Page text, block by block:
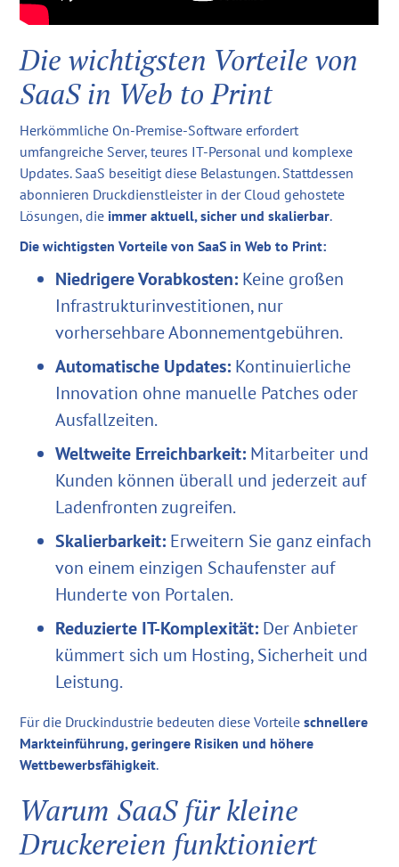
Die wichtigsten Vorteile von
SaaS in Web to Print
Herkömmliche On-Premise-Software erfordert
umfangreiche Server, teures IT-Personal und komplexe
Updates. SaaS beseitigt diese Belastungen. Stattdessen
abonnieren Druckdienstleister in der Cloud gehostete
Lösungen, die immer aktuell, sicher und skalierbar.
Die wichtigsten Vorteile von SaaS in Web to Print:
Niedrigere Vorabkosten: Keine großen
Infrastrukturinvestitionen, nur
vorhersehbare Abonnementgebühren.
Automatische Updates: Kontinuierliche
Innovation ohne manuelle Patches oder
Ausfallzeiten.
Weltweite Erreichbarkeit: Mitarbeiter und
Kunden können überall und jederzeit auf
Ladenfronten zugreifen.
Skalierbarkeit: Erweitern Sie ganz einfach
von einem einzigen Schaufenster auf
Hunderte von Portalen.
Reduzierte IT-Komplexität: Der Anbieter
kümmert sich um Hosting, Sicherheit und
Leistung.
Für die Druckindustrie bedeuten diese Vorteileschnellere
Markteinführung, geringere Risiken und höhere
Wettbewerbsfähigkeit.
Warum SaaS für kleine
Druckereien funktioniert